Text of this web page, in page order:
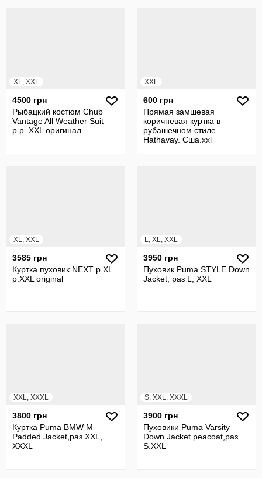
XL, XXL
4500 грн
Рыбацкий костюм Chub
Vantage All Weather Suit
р.р. XXL оригинал.
XXL
600 грн
Прямая замшевая
коричневая куртка в
рубашечном стиле
Hathavay. Сша.xxl
XL, XXL
3585 грн
Куртка пуховик NEXT р.XL
р.XXL original
L, XL, XXL
3950 грн
Пуховик Puma STYLE Down
Jacket, раз L, XXL
XXL, XXXL
3800 грн
Куртка Puma BMW M
Padded Jacket,раз XXL,
XXXL
S, XXL, XXXL
3900 грн
Пуховики Puma Varsity
Down Jacket peacoat,раз
S.XXL